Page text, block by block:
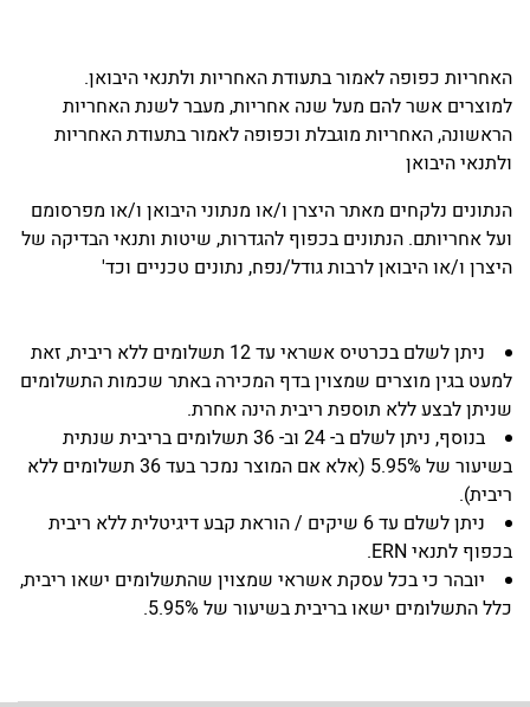
האחריות כפופה לאמור בתעודת האחריות ולתנאי היבואן.
למוצרים אשר להם מעל שנה אחריות, מעבר לשנת האחריות
הראשונה, האחריות מוגבלת וכפופה לאמור בתעודת האחריות
ולתנאי היבואן
הנתונים נלקחים מאתר היצרן ו/או מנתוני היבואן ו/או מפרסומם
ועל אחריותם. הנתונים בכפוף להגדרות, שיטות ותנאי הבדיקה של
היצרן ו/או היבואן לרבות גודל/נפח, נתונים טכניים וכד'
ניתן לשלם בכרטיס אשראי עד 12 תשלומים ללא ריבית, זאת
למעט בגין מוצרים שמצוין בדף המכירה באתר שכמות התשלומים
שניתן לבצע ללא תוספת ריבית הינה אחרת.
בנוסף, ניתן לשלם ב- 24 וב- 36 תשלומים בריבית שנתית
בשיעור של 5.95% (אלא אם המוצר נמכר בעד 36 תשלומים ללא
ריבית).
ניתן לשלם עד 6 שיקים / הוראת קבע דיגיטלית ללא ריבית
בכפוף לתנאי ERN.
יובהר כי בכל עסקת אשראי שמצוין שהתשלומים ישאו ריבית,
כלל התשלומים ישאו בריבית בשיעור של 5.95%.